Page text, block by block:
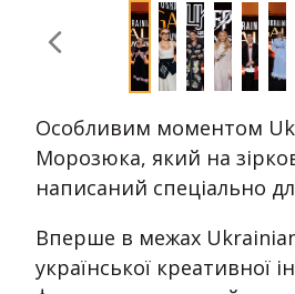
Особливим моментом
Морозюка, який на
написаний спеціально
Вперше в межах Ukrainian
української креативної